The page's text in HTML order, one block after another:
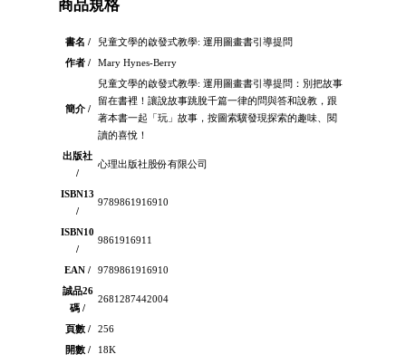
商品規格
書名 /
兒童文學的啟發式教學: 運用圖畫書引導提問
作者 /
Mary Hynes-Berry
簡介 /
兒童文學的啟發式教學: 運用圖畫書引導提問：別把故事
留在書裡！讓說故事跳脫千篇一律的問與答和說教，跟
著本書一起「玩」故事，按圖索驥發現探索的趣味、閱
讀的喜悅！
出版社
/
心理出版社股份有限公司
ISBN13
/
9789861916910
ISBN10
/
9861916911
EAN /
9789861916910
誠品26
碼 /
2681287442004
頁數 /
256
開數 /
18K